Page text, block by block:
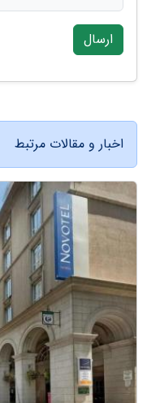
ارسال
اخبار و مقالات مرتبط